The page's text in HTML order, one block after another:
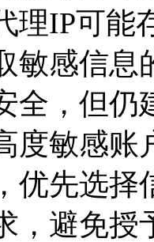
理IP可能
敏感信息
全，但仍
度敏感账
优先选择
，避免授